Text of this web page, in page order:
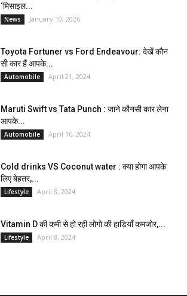
‘मिसाइल...
News January 10, 2026
Toyota Fortuner vs Ford Endeavour: देखें कौन
सी कार हैं आपके...
Automobile April 21, 2024
Maruti Swift vs Tata Punch : जाने कौनसी कार लेना
आपके...
Automobile April 16, 2024
Cold drinks VS Coconut water : क्या होगा आपके
लिए बेहतर,...
Lifestyle April 8, 2024
Vitamin D की कमी से हो रही लोगो की हाड़ियाँ कमजोर,...
Lifestyle April 8, 2024